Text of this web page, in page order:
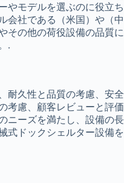
やモデルを選ぶのに役立ち
会社である（米国）や（中
その他の荷役設備の品質に
.
耐久性と品質の考慮、安全
考慮、顧客レビューと評価
ニーズを満たし、設備の長
式ドックシェルター設備を